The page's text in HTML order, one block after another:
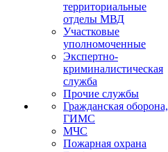
территориальные
отделы МВД
Участковые
уполномоченные
Экспертно-
криминалистическая
служба
Прочие службы
Гражданская оборона,
ГИМС
МЧС
Пожарная охрана